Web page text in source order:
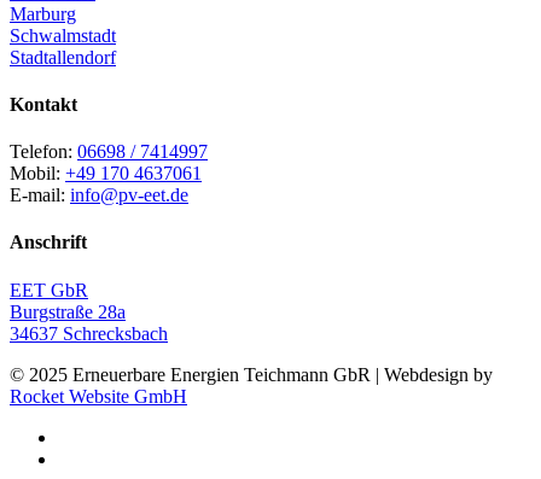
Marburg
Schwalmstadt
Stadtallendorf
Kontakt
Telefon: 06698 / 7414997
Mobil: +49 170 4637061
E-mail: info@pv-eet.de
Anschrift
EET GbR
Burgstraße 28a
34637 Schrecksbach
© 2025 Erneuerbare Energien Teichmann GbR | Webdesign by
Rocket Website GmbH